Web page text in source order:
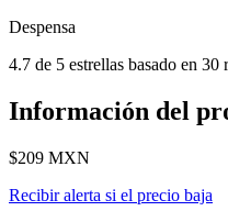
Despensa
4.7 de 5 estrellas basado en 30
Información del
$209 MXN
Recibir alerta si el precio baja